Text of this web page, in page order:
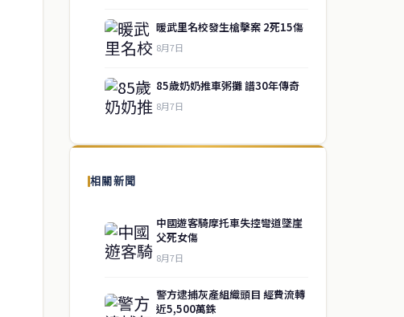
暖武里名校發生槍擊案 2死15傷
8月7日
85歲奶奶推車粥攤 譜30年傳奇
8月7日
相關新聞
中國遊客騎摩托車失控彎道墜崖
父死女傷
8月7日
警方逮捕灰產組織頭目 經費流轉
近5,500萬銖